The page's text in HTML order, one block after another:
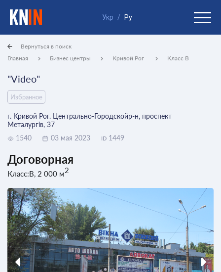
Укр / Ру
Главная Бизнес центры Кривой Рог Класс B
Вернуться в поиск
"Video"
Избранное
г. Кривой Рог. Центрально-Городскойр-н, проспект
Металургів, 37
1540
03 мая 2023 ID 1449
Договорная
Класс:B, 2 000 м2